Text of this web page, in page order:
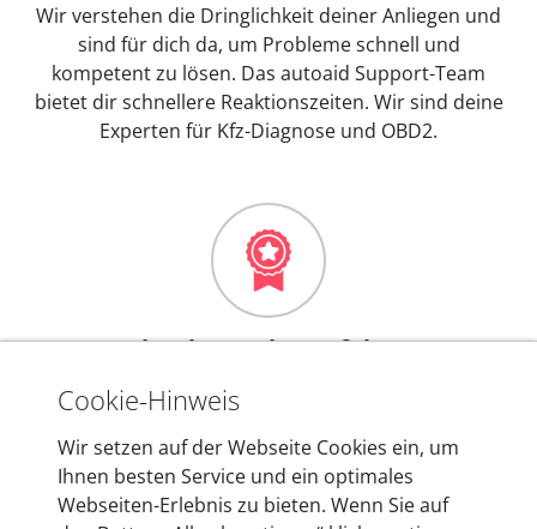
Wir verstehen die Dringlichkeit deiner Anliegen und
sind für dich da, um Probleme schnell und
kompetent zu lösen. Das autoaid Support-Team
bietet dir schnellere Reaktionszeiten. Wir sind deine
Experten für Kfz-Diagnose und OBD2.
Mehr als 10 Jahre Erfahrung
In den Kfz-Diagnosegeräten von autoaid stecken
entwickeln wir unsere Produkte am Standort in
Berlin laufend weiter. Auf diese Qualität vertrauen
heute mehr als 60.000 Privatkunden und
Cookie-Hinweis
Wir setzen auf der Webseite Cookies ein, um
Ihnen besten Service und ein optimales
Webseiten-Erlebnis zu bieten. Wenn Sie auf